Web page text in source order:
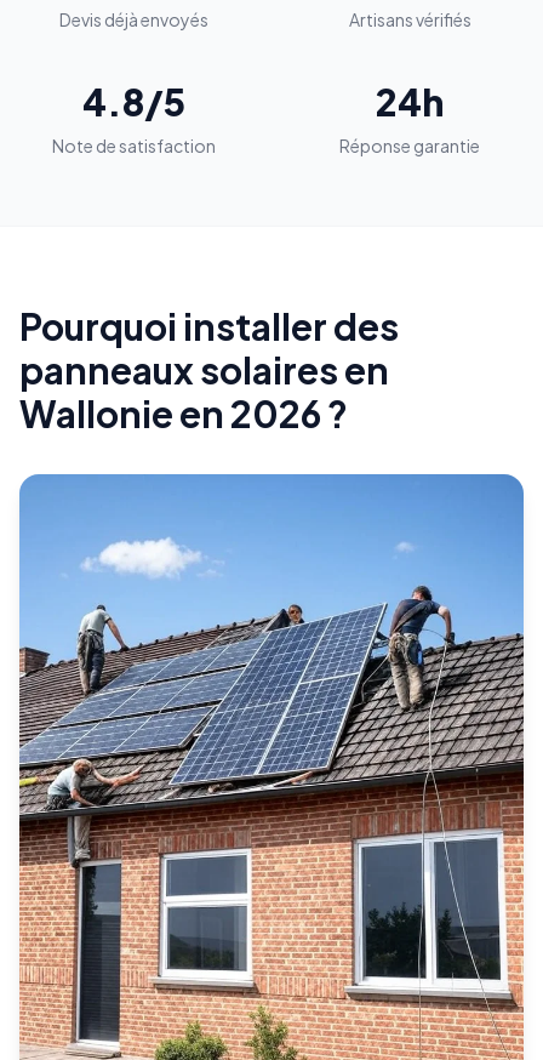
Devis déjà envoyés Artisans vérifiés
4.8/5
Note de satisfaction
24h
Réponse garantie
Pourquoi installer des
panneaux solaires en
Wallonie en 2026 ?